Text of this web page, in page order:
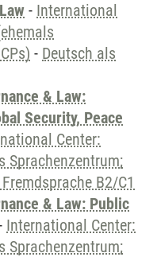
- International
- Deutsch als
& Law:
Security, Peace
Center:
Sprachenzentrum;
B2/C1
& Law: Public
International Center:
Sprachenzentrum;